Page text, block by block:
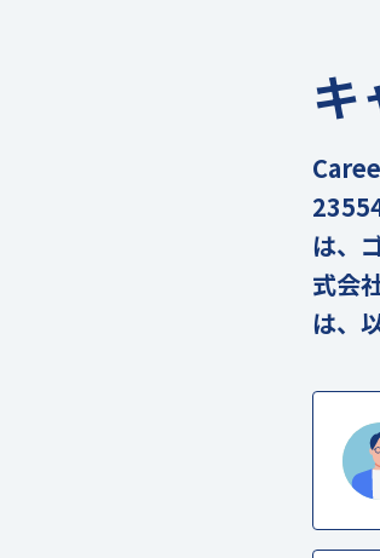
キ
は、
式会
は、